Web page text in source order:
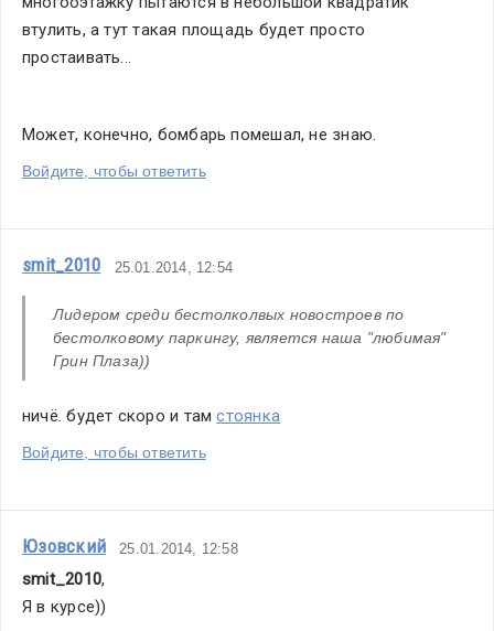
втулить, а тут такая площадь будет просто
простаивать...
Может, конечно, бомбарь помешал, не знаю.
Войдите, чтобы ответить
smit_2010 25.01.2014, 12:54
Лидером среди бестолколвых новостроев по
бестолковому паркингу, является наша "любимая"
Грин Плаза))
ничё. будет скоро и там стоянка
Войдите, чтобы ответить
Юзовский 25.01.2014, 12:58
smit_2010,
Я в курсе))